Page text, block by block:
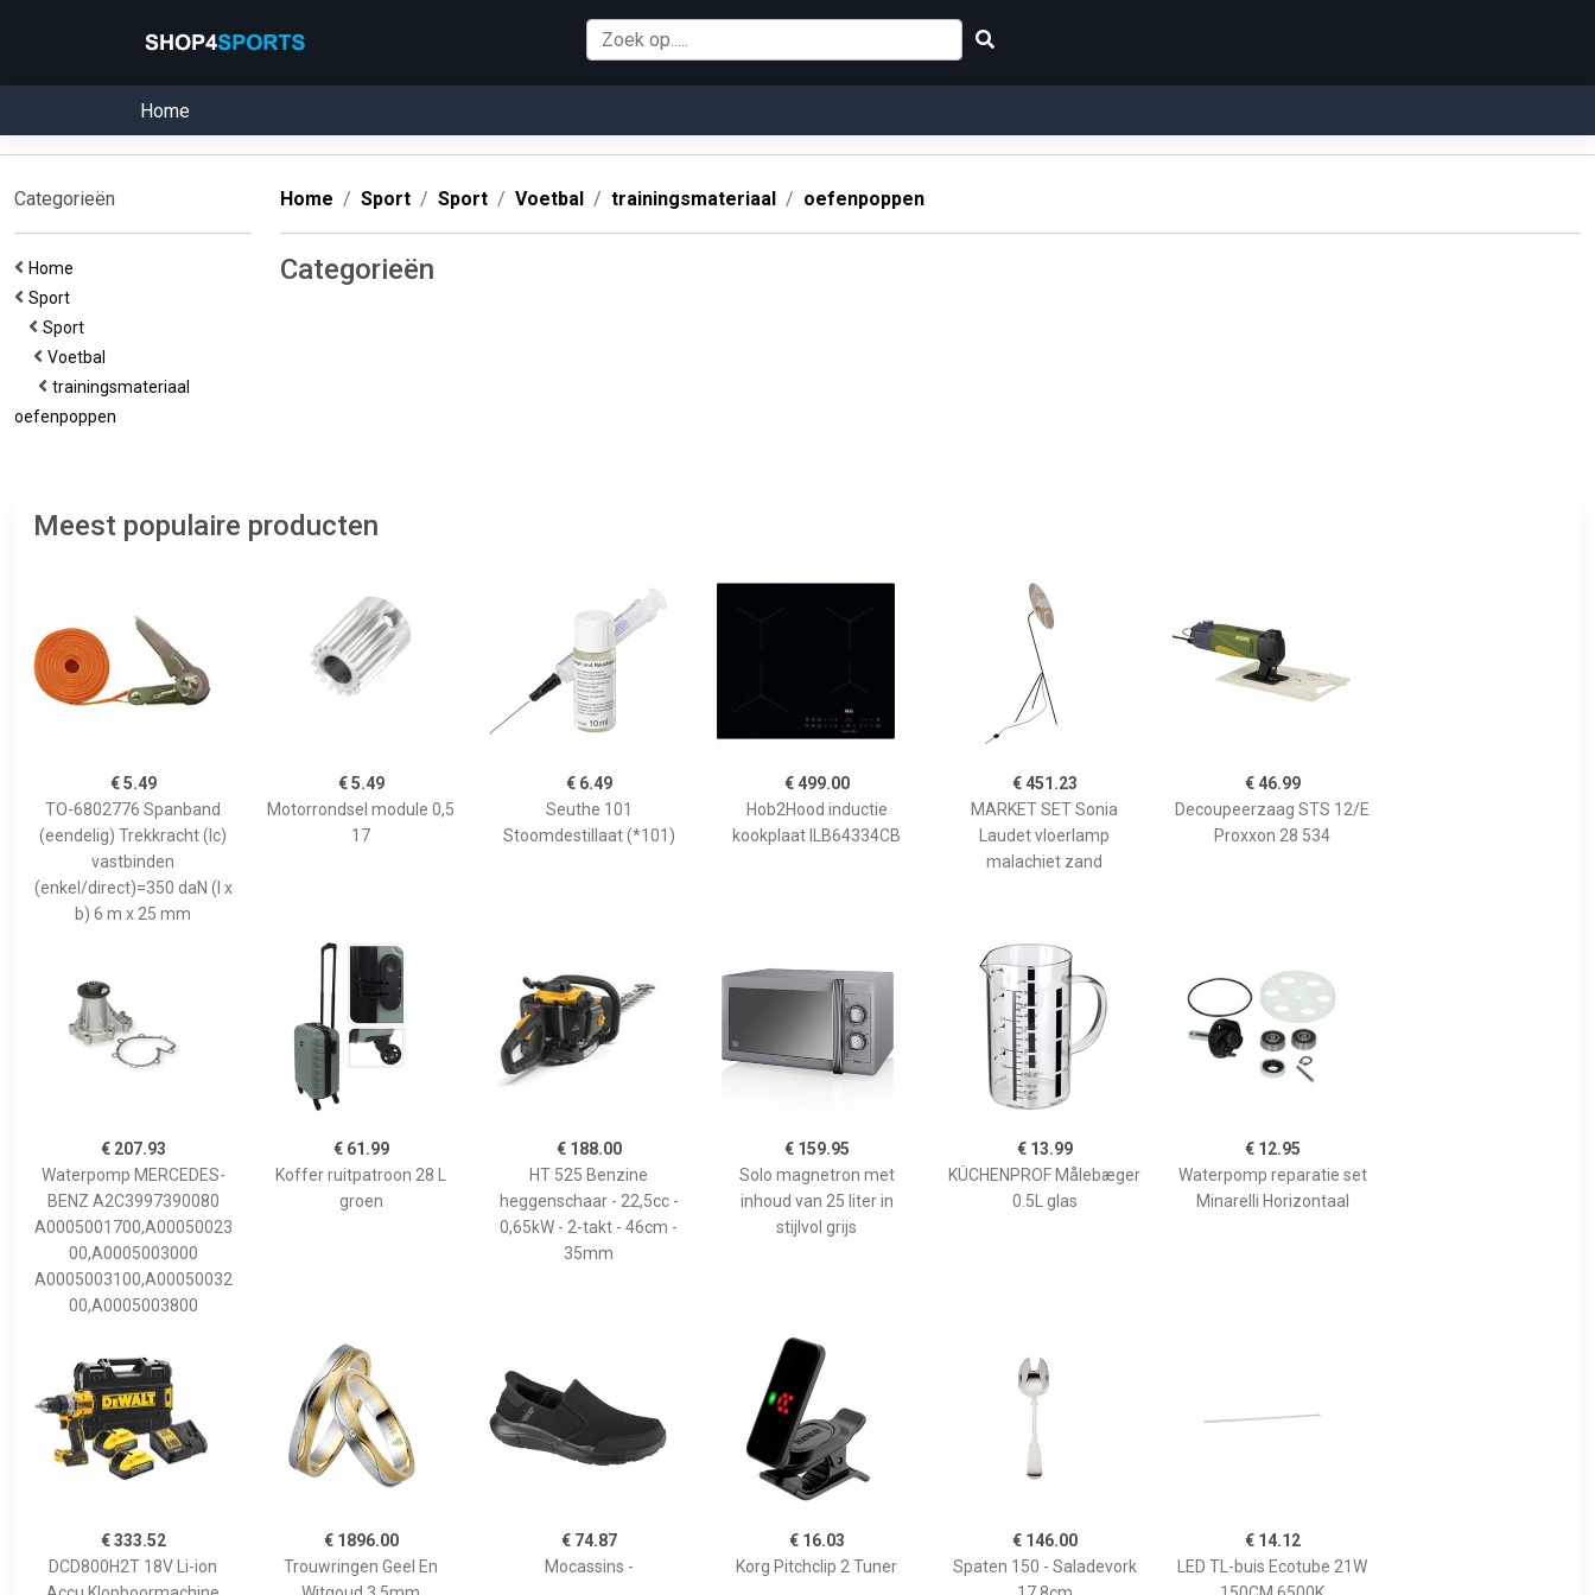
Home
Categorieën
Home
Sport
Sport
Voetbal
trainingsmateriaal
oefenpoppen
Home Sport Sport Voetbal trainingsmateriaal oefenpoppen
Categorieën
Meest populaire producten
€ 5.49
TO-6802776 Spanband
(eendelig) Trekkracht (lc)
vastbinden
(enkel/direct)=350 daN (l x
b) 6 m x 25 mm
€ 5.49
Motorrondsel module 0,5
17
€ 6.49
Seuthe 101
Stoomdestillaat (*101)
€ 499.00
Hob2Hood inductie
kookplaat ILB64334CB
€ 451.23
MARKET SET Sonia
Laudet vloerlamp
malachiet zand
€ 46.99
Decoupeerzaag STS 12/E
Proxxon 28 534
€ 207.93
Waterpomp MERCEDES-
BENZ A2C3997390080
A0005001700,A00050023
00,A0005003000
A0005003100,A00050032
00,A0005003800
€ 61.99
Koffer ruitpatroon 28 L
groen
€ 188.00
HT 525 Benzine
heggenschaar - 22,5cc -
0,65kW - 2-takt - 46cm -
35mm
€ 159.95
Solo magnetron met
inhoud van 25 liter in
stijlvol grijs
€ 13.99
KÜCHENPROF Målebæger
0.5L glas
€ 12.95
Waterpomp reparatie set
Minarelli Horizontaal
€ 333.52
DCD800H2T 18V Li-ion
€ 1896.00
Trouwringen Geel En
€ 74.87
Mocassins -
€ 16.03
Korg Pitchclip 2 Tuner
€ 146.00
Spaten 150 - Saladevork
€ 14.12
LED TL-buis Ecotube 21W